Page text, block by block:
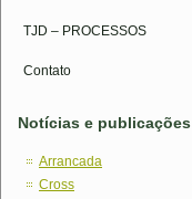
TJD – PROCESSOS
Contato
Notícias e publicações
Arrancada
Cross